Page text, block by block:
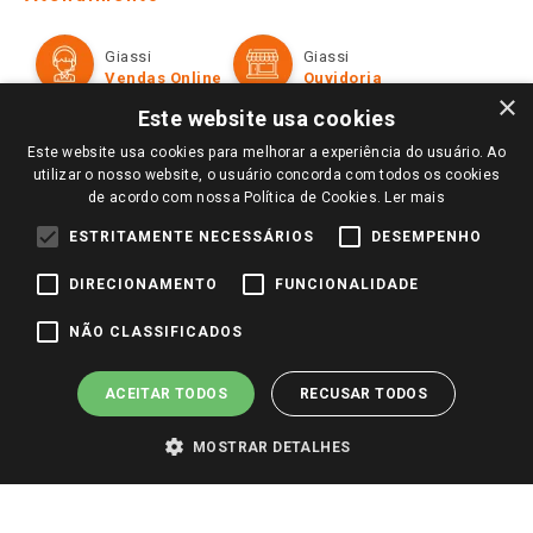
Televendas
Perguntas frequentes
Trabalhe Conosco
Identidade Visual
Formas de Pagamento
Políticas de entrega
Trocas e Devoluções
Giassi
Vendas Online
Giassi
Ouvidoria
Redes Sociais
Pagamento e Segurança
×
Este website usa cookies
Este website usa cookies para melhorar a experiência do usuário. Ao
utilizar o nosso website, o usuário concorda com todos os cookies
de acordo com nossa Política de Cookies. Ler mais
ESTRITAMENTE NECESSÁRIOS DESEMPENHO
DIRECIONAMENTO FUNCIONALIDADE
NÃO CLASSIFICADOS
ACEITAR TODOS RECUSAR TODOS
MOSTRAR DETALHES